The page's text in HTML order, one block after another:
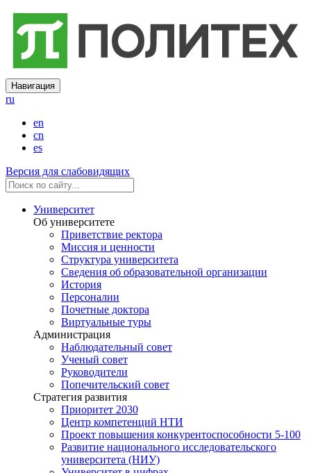
Навигация
ru
en
cn
es
Версия для слабовидящих
Университет
Об университете
Приветствие ректора
Миссия и ценности
Структура университета
Сведения об образовательной организации
История
Персоналии
Почетные доктора
Виртуальные туры
Администрация
Наблюдательный совет
Ученый совет
Руководители
Попечительский совет
Стратегия развития
Приоритет 2030
Центр компетенций НТИ
Проект повышения конкурентоспособности 5-100
Развитие национального исследовательского
университета (НИУ)